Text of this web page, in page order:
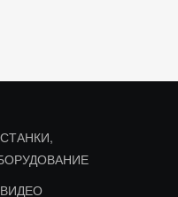
СТАНКИ,
ВИДЕО